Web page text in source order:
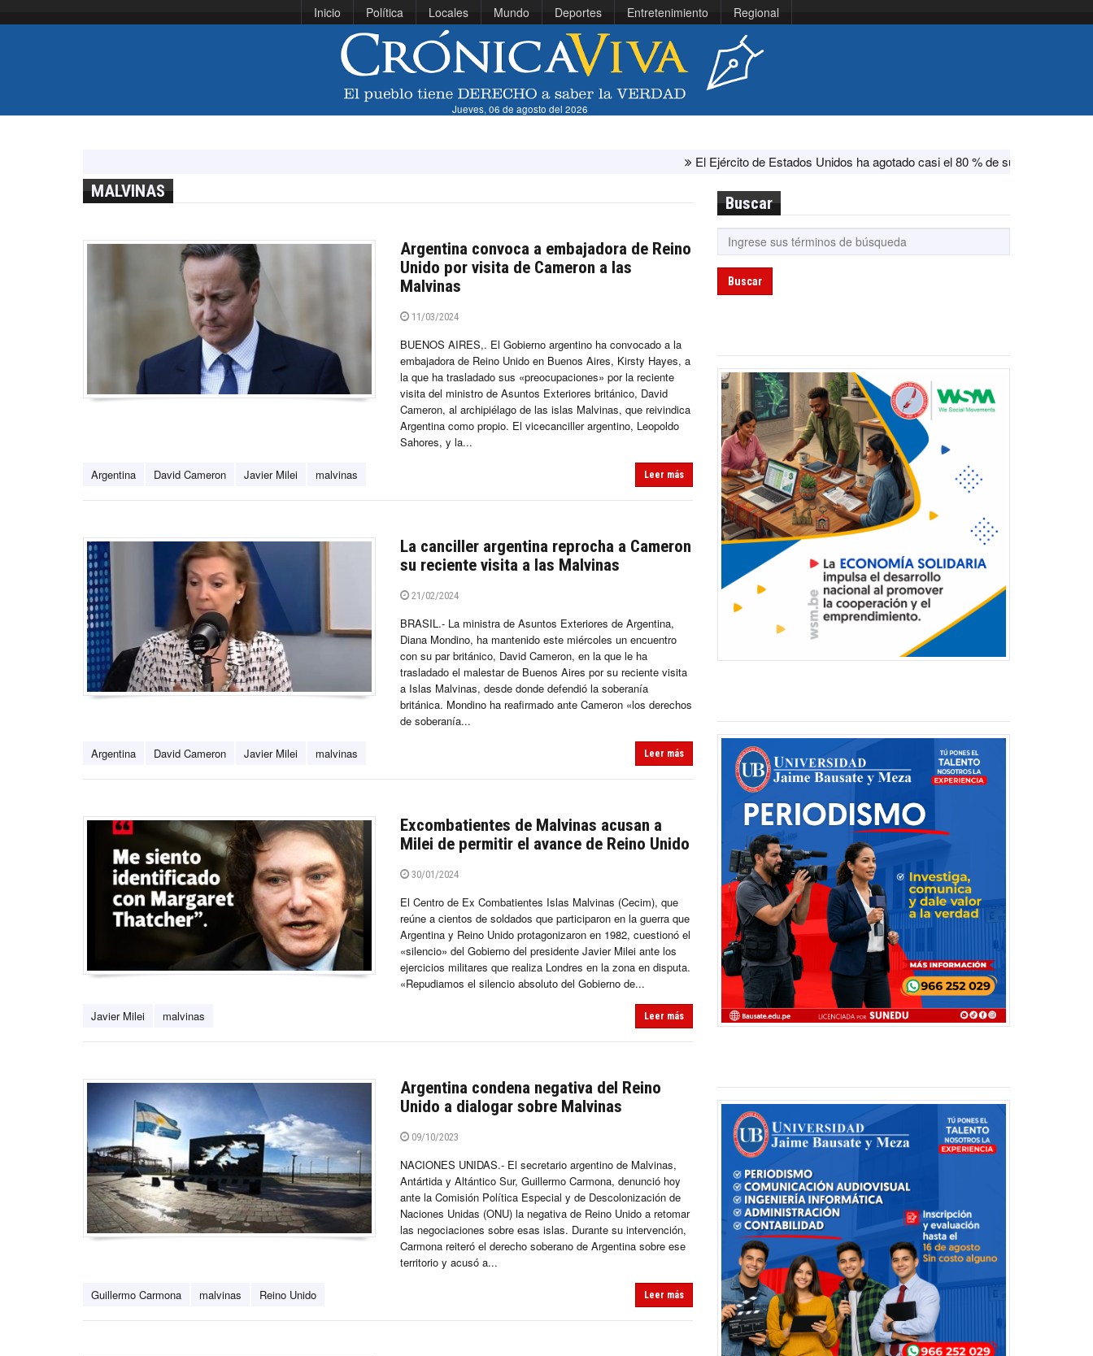
Inicio Política Locales Mundo Deportes Entretenimiento Regional
Jueves, 06 de agosto del 2026
El Ejército de Estados Unidos ha agotado casi el 80 % de su sistema antimisiles, según
MALVINAS
Argentina convoca a embajadora de Reino
Unido por visita de Cameron a las
Malvinas
11/03/2024
BUENOS AIRES,. El Gobierno argentino ha convocado a la
embajadora de Reino Unido en Buenos Aires, Kirsty Hayes, a
la que ha trasladado sus «preocupaciones» por la reciente
visita del ministro de Asuntos Exteriores británico, David
Cameron, al archipiélago de las islas Malvinas, que reivindica
Argentina como propio. El vicecanciller argentino, Leopoldo
Sahores, y la...
Argentina David Cameron Javier Milei malvinas Leer más
La canciller argentina reprocha a Cameron
su reciente visita a las Malvinas
21/02/2024
BRASIL.- La ministra de Asuntos Exteriores de Argentina,
Diana Mondino, ha mantenido este miércoles un encuentro
con su par británico, David Cameron, en la que le ha
trasladado el malestar de Buenos Aires por su reciente visita
a Islas Malvinas, desde donde defendió la soberanía
británica. Mondino ha reafirmado ante Cameron «los derechos
de soberanía...
Argentina David Cameron Javier Milei malvinas Leer más
Excombatientes de Malvinas acusan a
Milei de permitir el avance de Reino Unido
30/01/2024
El Centro de Ex Combatientes Islas Malvinas (Cecim), que
reúne a cientos de soldados que participaron en la guerra que
Argentina y Reino Unido protagonizaron en 1982, cuestionó el
«silencio» del Gobierno del presidente Javier Milei ante los
ejercicios militares que realiza Londres en la zona en disputa.
«Repudiamos el silencio absoluto del Gobierno de...
Javier Milei malvinas Leer más
Argentina condena negativa del Reino
Unido a dialogar sobre Malvinas
09/10/2023
NACIONES UNIDAS.- El secretario argentino de Malvinas,
Antártida y Altántico Sur, Guillermo Carmona, denunció hoy
ante la Comisión Política Especial y de Descolonización de
Naciones Unidas (ONU) la negativa de Reino Unido a retomar
las negociaciones sobre esas islas. Durante su intervención,
Carmona reiteró el derecho soberano de Argentina sobre ese
territorio y acusó a...
Guillermo Carmona malvinas Reino Unido Leer más
Buscar
Buscar